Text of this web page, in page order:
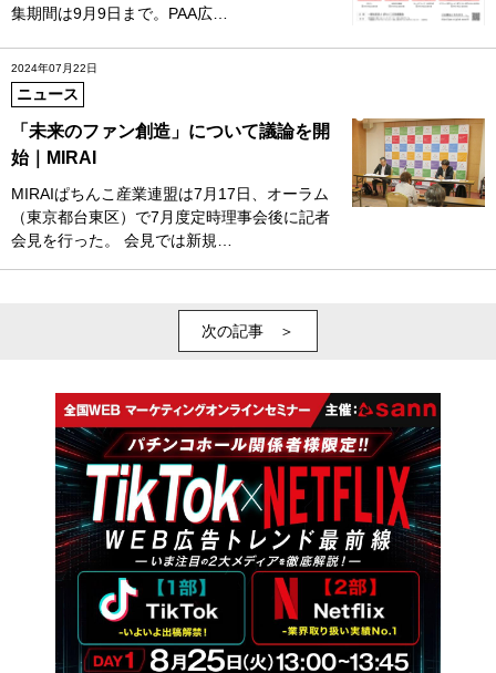
集期間は9月9日まで。PAA広…
2024年07月22日
ニュース
「未来のファン創造」について議論を開
始｜MIRAI
MIRAIぱちんこ産業連盟は7月17日、オーラム
（東京都台東区）で7月度定時理事会後に記者
会見を行った。 会見では新規…
次の記事 ＞